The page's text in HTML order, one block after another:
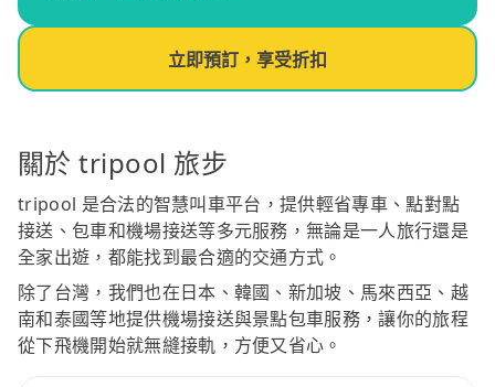
立即預訂，享受折扣
關於 tripool 旅步
tripool 是合法的智慧叫車平台，提供輕省專車、點對點
接送、包車和機場接送等多元服務，無論是一人旅行還是
全家出遊，都能找到最合適的交通方式。
除了台灣，我們也在日本、韓國、新加坡、馬來西亞、越
南和泰國等地提供機場接送與景點包車服務，讓你的旅程
從下飛機開始就無縫接軌，方便又省心。